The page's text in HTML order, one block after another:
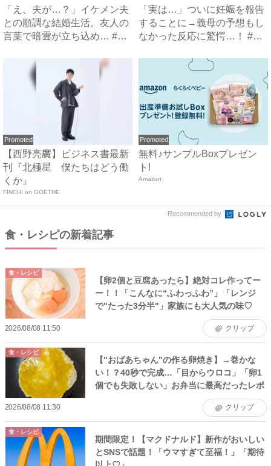
「え、夫が…？」イケメン夫
との順調な結婚生活。友人の
言葉で暗雲が立ち込め… #
「実は…」ついに妊娠を報告
することに→義母の予想もし
なかった反応に驚愕…！ #
Promoted
【西野亮廣】ビジネス書最新
刊『北極星 僕たちはどう働
くか』
FINCHI on GOETHE
Promoted
無料♪サンプルBoxプレゼン
ト!
Amazon
Recommended by
食・レシピの新着記事
食・レシピ
【卵2個と豆腐あったら】絶対コレ作ってー
ー！！「こんなに“ふわっふわ”」「レンジ
で"たった3分半"」家族にも大人気の味♡
2026/08/08 11:50 クリップ
食・レシピ
【"おばあちゃん"の作る卵焼き】→巻かな
い！？40秒で完成…「目からウロコ」「卵1
個でも失敗しない」お弁当に最高だったレポ
2026/08/08 11:30 クリップ
食・レシピ
期間限定！【マクドナルド】新作がおいしい
とSNSで話題！「ウマすぎて至福！」「期待